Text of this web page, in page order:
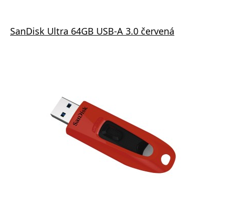
SanDisk Ultra 64GB USB-A 3.0 červená